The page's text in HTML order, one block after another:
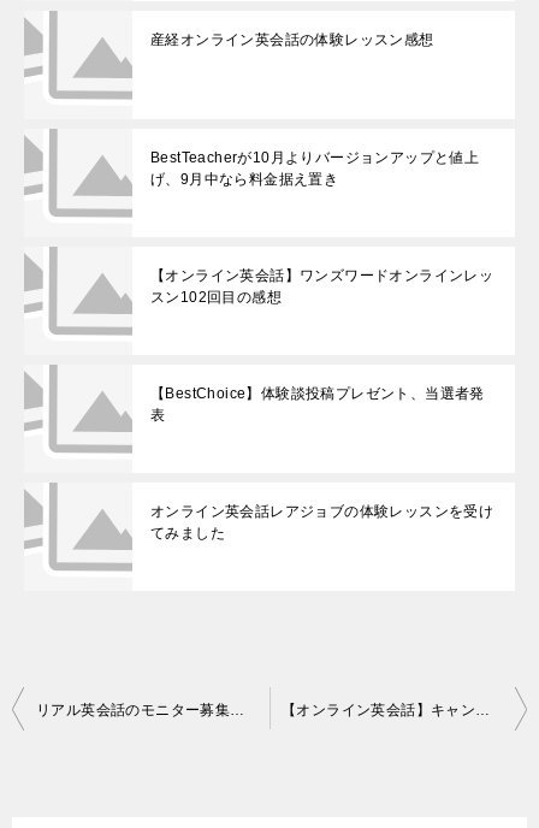
産経オンライン英会話の体験レッスン感想
BestTeacherが10月よりバージョンアップと値上
げ、9月中なら料金据え置き
【オンライン英会話】ワンズワードオンラインレッ
スン102回目の感想
【BestChoice】体験談投稿プレゼント、当選者発
表
オンライン英会話レアジョブの体験レッスンを受け
てみました
投
リアル英会話のモニター募集の本気度が凄い！ 【オンライン英会話】キャンペーン情報、月末にかけてお得が多い